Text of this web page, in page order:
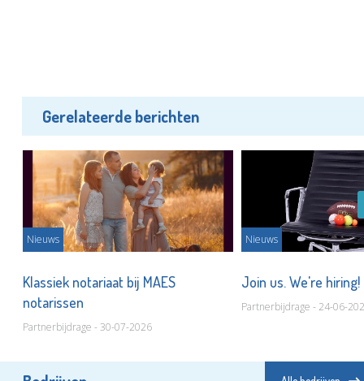
Gerelateerde berichten
Nieuws
Klassiek notariaat bij MAES
notarissen
Partnerbijdrage - 30-07-2026
Nieuws
Join us. We're hiring!
Partnerbijdrage - 24-06-